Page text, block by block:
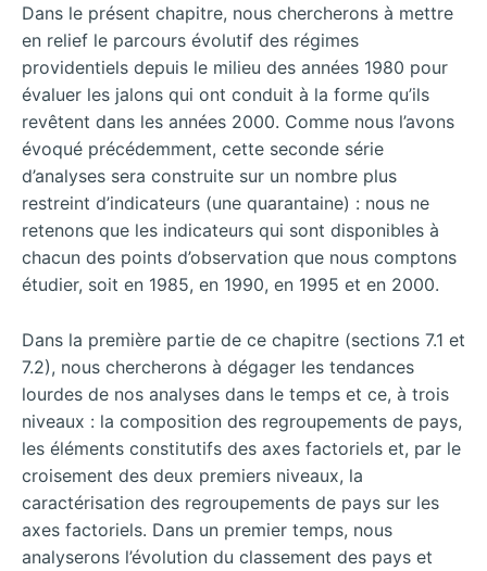
Dans le présent chapitre, nous chercherons à mettre
en relief le parcours évolutif des régimes
providentiels depuis le milieu des années 1980 pour
évaluer les jalons qui ont conduit à la forme qu’ils
revêtent dans les années 2000. Comme nous l’avons
évoqué précédemment, cette seconde série
d’analyses sera construite sur un nombre plus
restreint d’indicateurs (une quarantaine) : nous ne
retenons que les indicateurs qui sont disponibles à
chacun des points d’observation que nous comptons
étudier, soit en 1985, en 1990, en 1995 et en 2000.
Dans la première partie de ce chapitre (sections 7.1 et
7.2), nous chercherons à dégager les tendances
lourdes de nos analyses dans le temps et ce, à trois
niveaux : la composition des regroupements de pays,
les éléments constitutifs des axes factoriels et, par le
croisement des deux premiers niveaux, la
caractérisation des regroupements de pays sur les
axes factoriels. Dans un premier temps, nous
analyserons l’évolution du classement des pays et